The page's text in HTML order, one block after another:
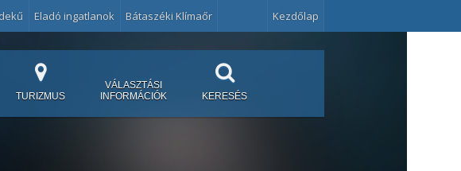
Kezdőlap
Eladó ingatlanok Bátaszéki Klímaőr
TURIZMUS
VÁLASZTÁSI
INFORMÁCIÓK
KERESÉS